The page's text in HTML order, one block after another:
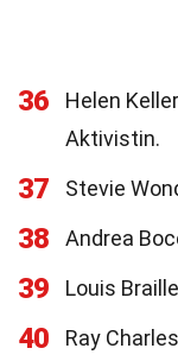
36
Helen
Aktivistin.
37 Stevie
38 Andrea
39 Louis
40 Ray